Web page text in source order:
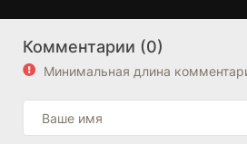
Комментарии (0)
Минимальная длина